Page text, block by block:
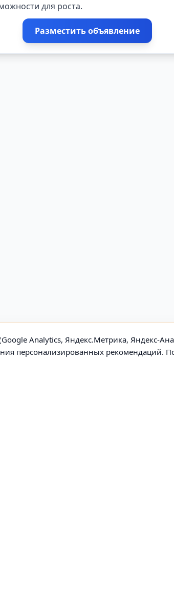
для роста.
Разместить объявление
Analytics, Яндекс.Метрика, Яндекс-
персонализированных рекомендаций.